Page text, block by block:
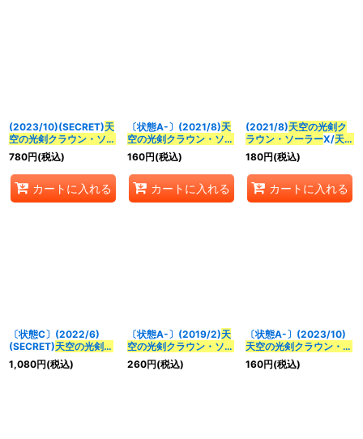
(2023/10)(SECRET)天
空の光剣クラウン・ソー
ラーX/天空の光剣クラウ
ン・ソーラー
身-(BSC41収録)【転醒
X-SEC】{BS58-
TCP02a/BS58-
780円(税込)
カートに入れる
〔状態A-〕(2021/8)天
空の光剣クラウン・ソー
ラーX/天空の光剣クラウ
ン・ソーラー
身-【CP】{BS58-
TCP02a/BS58-
TCP02b}《白》
160円(税込)
カートに入れる
(2021/8)天空の光剣ク
ラウン・ソーラーX/天空
の光剣クラウン・ソーラ
ーX-転醒化身-【CP】
{BS58-TCP02a/BS58-
TCP02b}《白》
180円(税込)
カートに入れる
〔状態C〕(2022/6)
(SECRET)天空の光剣ク
ラウン・ソーラー
仕様)【CP】{BS51-
1,080円(税込)
〔状態A-〕(2019/2)天
空の光剣クラウン・ソー
ラー(Xレア仕様/PB01収
録)【X】{BS21-X07}
260円(税込)
〔状態A-〕(2023/10)
天空の光剣クラウン・ソ
ーラー X/天空の光剣クラ
ウン・ソーラー
160円(税込)